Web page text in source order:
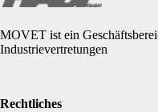
MOVET ist ein
Industrievertretungen
Rechtliches